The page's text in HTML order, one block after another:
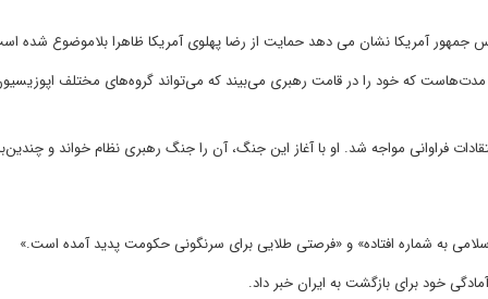
جمهور آمریکا نشان می دهد حمایت از رضا پهلوی آمریکا ظاهرا بلاموضوع شده
مدت‌هاست که خود را در قامت رهبری می‌بیند که می‌تواند گروه‌های مختلف
اسرائیل به ایران و آغاز جنگ ۱۲روزه نیز با انتقادات فراوانی مواجه شد. او با آغاز این جنگ، آن را جنگ رهبری نظام خواند و
به شماره افتاده» و «فرصتی طلایی برای سرنگونی حکومت پدید آمده است.»
خود برای بازگشت به ایران خبر داد.